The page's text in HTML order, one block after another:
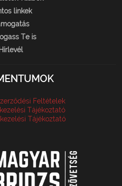
linkek
Te is
Feltételek
Tájékoztató
Tájékoztató